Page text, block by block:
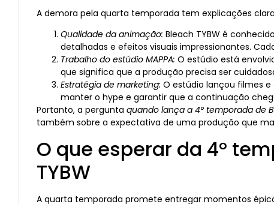
A demora pela quarta temporada tem explicações
Qualidade da animação: Bleach TYBW é
detalhadas e efeitos visuais impressionantes.
Trabalho do estúdio MAPPA: O estúdio está
que significa que a produção precisa ser
Estratégia de marketing: O estúdio lançou filmes
manter o hype e garantir que a continuação
Portanto, a pergunta quando lança a 4° temporada de
também sobre a expectativa de uma produção que
O que esperar da 4°
TYBW
A quarta temporada promete entregar momentos